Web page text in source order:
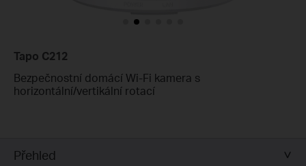
Tapo C212
Bezpečnostní domácí Wi-Fi kamera s
horizontální/vertikální rotací
Přehled